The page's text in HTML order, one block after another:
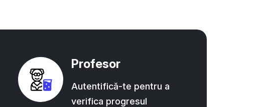
Profesor
Autentifică-te pentru a
verifica progresul